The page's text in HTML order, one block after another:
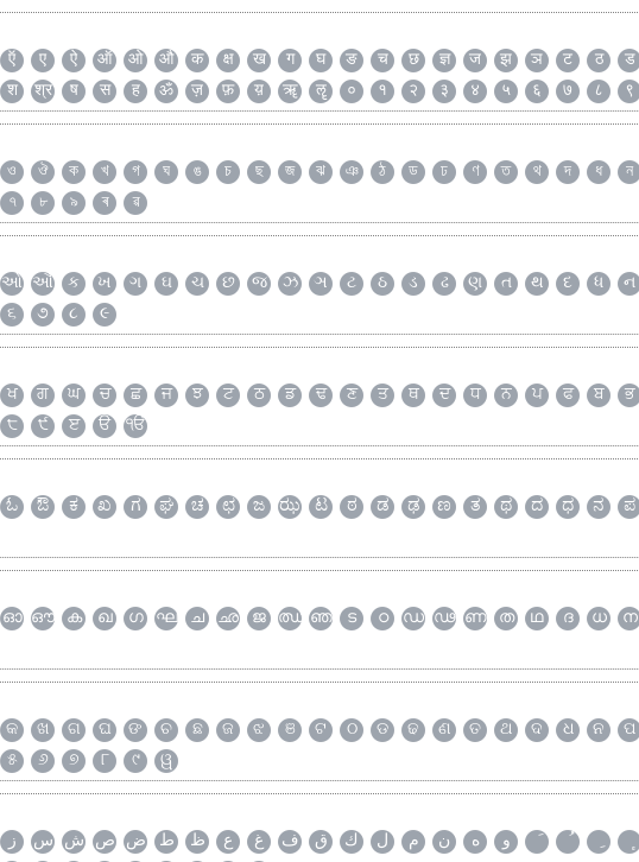
ऍ ए ऐ ऑ ओ औ क क्ष ख ग घ ङ च छ ज्ञ ज झ ञ ट ठ ड
श श्र ष स ह ॐ ज़ फ़ य़ ॠ ॡ ० १ २ ३ ४ ५ ६ ७ ८ ९
ও ঔ ক খ গ ঘ ঙ চ ছ জ ঝ ঞ ঠ ড ঢ ণ ত থ দ ধ ন
৭ ৮ ৯ ৰ ৱ
ઓ ઔ ક ખ ગ ઘ ચ છ જ ઝ ઞ ટ ઠ ડ ઢ ણ ત થ દ ધ ન
૬ ૭ ૮ ૯
ਖ ਗ ਘ ਚ ਛ ਜ ਝ ਟ ਠ ਡ ਢ ਣ ਤ ਥ ਦ ਧ ਨ ਪ ਫ ਬ ਭ
੮ ੯ ੲ ੳ ੴ
ಓ ಔ ಕ ಖ ಗ ಘ ಚ ಛ ಜ ಝ ಟ ಠ ಡ ಢ ಣ ತ ಥ ದ ಧ ನ ಪ
ഓ ഔ ക ഖ ഗ ഘ ച ഛ ജ ഝ ഞ ട ഠ ഡ ഢ ണ ത ഥ ദ ധ ന
କ ଖ ଗ ଘ ଙ ଚ ଛ ଜ ଝ ଞ ଟ ଠ ଡ ଢ ଣ ତ ଥ ଦ ଧ ନ ପ
୫ ୬ ୭ ୮ ୯ ୱ
ز س ش ص ض ط ظ ع غ ف ق ك ل م ن ه و